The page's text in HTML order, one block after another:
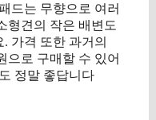
드는 무향으로 여러
형견의 작은 배변도
가격 또한 과거의
으로 구매할 수 있어
정말 좋답니다